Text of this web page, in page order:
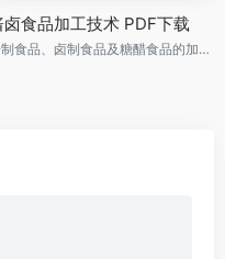
卤食品加工技术 PDF下载
酱制食品、卤制食品及糖醋食品的加工技术